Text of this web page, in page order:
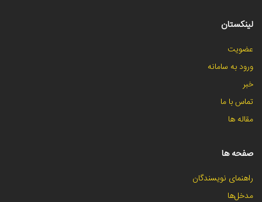
لینکستان
عضویت
ورود به سامانه
خبر
تماس با ما
مقاله ها
صفحه ها
راهنمای نویسندگان
مدخل‌ها